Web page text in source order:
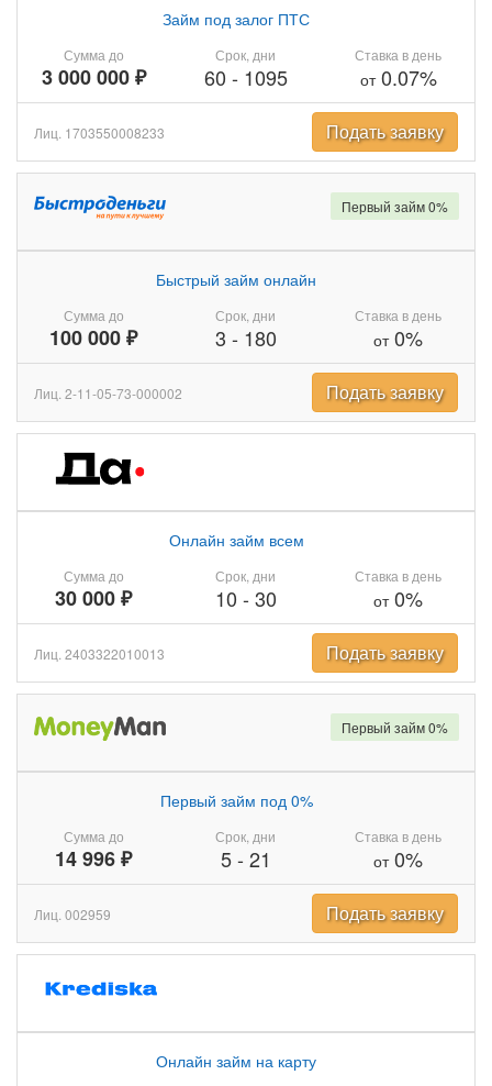
Сумма до
3 000 000 ₽
Займ под залог ПТС
Срок, дни
60 - 1095
Ставка в день
от0.07%
Лиц. 1703550008233 Подать заявку
Сумма до
100 000 ₽
Быстрый займ онлайн
Срок, дни
3 - 180
Ставка в день
от0%
Первый займ 0%
Лиц. 2-11-05-73-000002 Подать заявку
Сумма до
30 000 ₽
Онлайн займ всем
Срок, дни
10 - 30
Ставка в день
от0%
Лиц. 2403322010013 Подать заявку
Сумма до
14 996 ₽
Первый займ под 0%
Срок, дни
5- 21
Ставка в день
от0%
Первый займ 0%
Лиц. 002959 Подать заявку
Онлайн займ на карту